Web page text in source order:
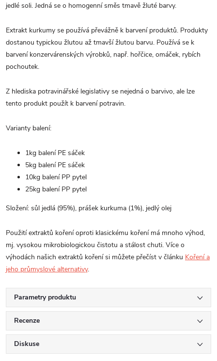
jedlé soli. Jedná se o homogenní směs tmavě žluté barvy.
Extrakt kurkumy se používá převážně k barvení produktů. Produkty
dostanou typickou žlutou až tmavší žlutou barvu. Používá se k
barvení konzervárenských výrobků, např. hořčice, omáček, rybích
pochoutek.
Z hlediska potravinářské legislativy se nejedná o barvivo, ale lze
tento produkt použít k barvení potravin.
Varianty balení:
1kg balení PE sáček
5kg balení PE sáček
10kg balení PP pytel
25kg balení PP pytel
Složení: sůl jedlá (95%), prášek kurkuma (1%), jedlý olej
Použití extraktů koření oproti klasickému koření má mnoho výhod,
mj. vysokou mikrobiologickou čistotu a stálost chuti. Více o
výhodách našich extraktů koření si můžete přečíst v článku Koření a
jeho průmyslové alternativy.
Parametry produktu
Recenze
Diskuse